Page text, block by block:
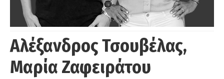
Αλέξανδρος Τσουβέλας,
Μαρία Ζαφειράτου